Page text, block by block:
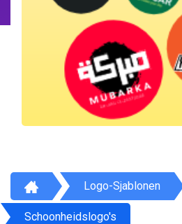
Logo-Sjablonen
Schoonheidslogo's